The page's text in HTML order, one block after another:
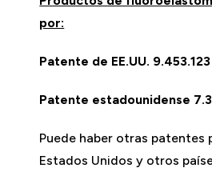
por:
Patente de EE.UU. 9.453.123
Patente estadounidense
Puede haber otras patentes
Estados Unidos y otros